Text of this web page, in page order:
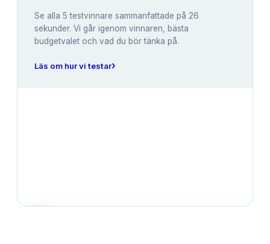
Se alla 5 testvinnare sammanfattade på 26
sekunder. Vi går igenom vinnaren, bästa
budgetvalet och vad du bör tänka på.
Läs om hur vi testar›